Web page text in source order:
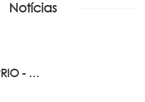
Notícias
Parceria PRIO - Viadireta - Goodafter...